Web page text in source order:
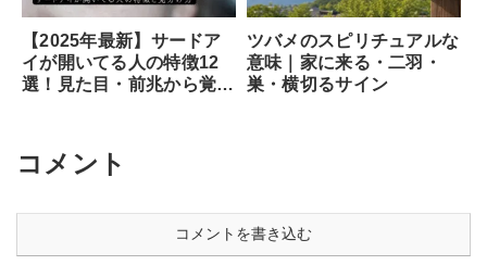
【2025年最新】サードア
イが開いてる人の特徴12
選！見た目・前兆から覚醒
ツバメのスピリチュアルな
意味｜家に来る・二羽・
巣・横切るサイン
コメント
コメントを書き込む